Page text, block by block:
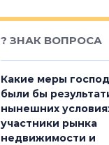
? ЗНАК ВОПРОСА
Какие меры
были бы
нынешних
участники рынка
недвижимости и